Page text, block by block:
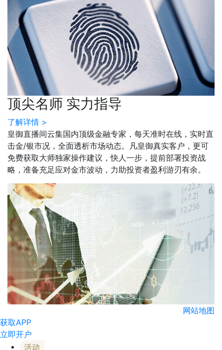
顶尖名师 实力指导
了解详情 >
皇御直播间云集国内顶级金融专家，每天准时在线，实时直
击金/银市况，全面透析市场动态。凡皇御真实客户，更可
免费获取大师独家操作建议，快人一步，提前部署投资战
略，准备充足应对金市波动，力助投资者盈利游刃有余。
网站地图
获取APP
立即开户